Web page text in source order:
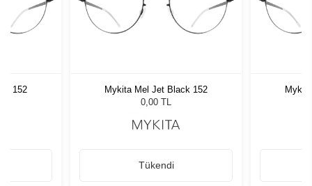
152
Mykita Mel Jet Black 152
0,00 TL
Tükendi